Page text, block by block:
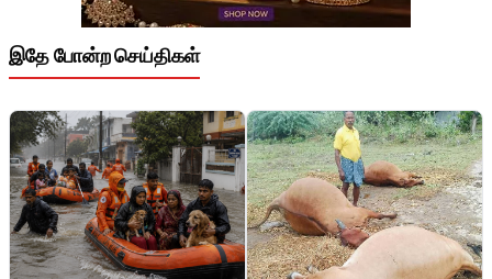
இதே போன்ற செய்திகள்